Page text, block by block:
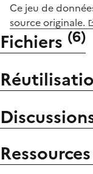
Ce jeu de
source originale.
Fichiers (6)